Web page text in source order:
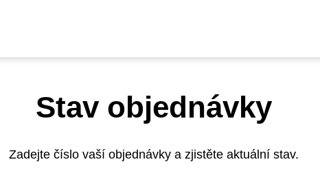
Stav objednávky
Zadejte číslo vaší objednávky a zjistěte aktuální stav.